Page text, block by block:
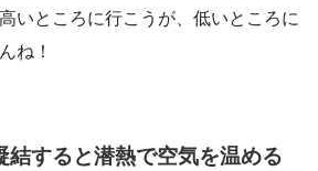
いところに行こうが、低いところに
ね！
結すると潜熱で空気を温める